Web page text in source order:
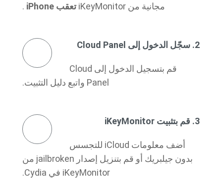
مجانية من iKeyMonitor
تعقب iPhone .
2. سجّل الدخول إلى Cloud Panel
قم بتسجيل الدخول إلى Cloud
Panel واتبع دليل التثبيت.
3. قم بتثبيت iKeyMonitor
أضف معلومات iCloud للتجسس
بدون جيلبريك أو قم بتنزيل إصدار jailbroken من
iKeyMonitor في Cydia.